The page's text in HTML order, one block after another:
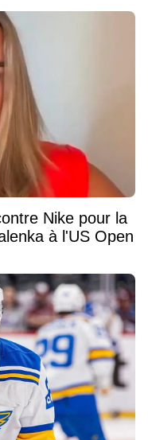
Nike pour la
à l'US Open